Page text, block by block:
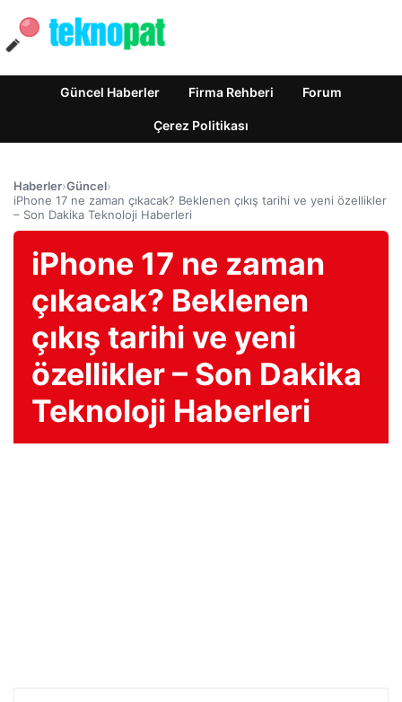
Güncel Haberler Firma Rehberi Forum
Çerez Politikası
Haberler›Güncel›
iPhone 17 ne zaman çıkacak? Beklenen çıkış tarihi ve yeni özellikler
– Son Dakika Teknoloji Haberleri
iPhone 17 ne zaman
çıkacak? Beklenen
çıkış tarihi ve yeni
özellikler – Son Dakika
Teknoloji Haberleri